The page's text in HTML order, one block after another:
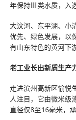
年保持Ⅲ类水质，入
大汶河、东平湖、小
优先、绿色发展，以
有山东特色的黄河下
老工业长出新质生产
走进滨州高新区愉悦
人注目，它由微米级
直径仅8至16毫米，